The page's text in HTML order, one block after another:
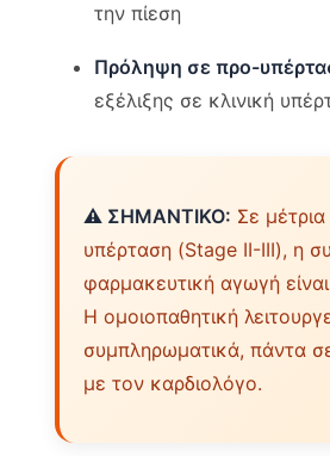
την πίεση
Πρόληψη σε προ-
εξέλιξης σε κλινική
⚠️ ΣΗΜΑΝΤΙΚΟ: Σε
υπέρταση (Stage II-III), η
φαρμακευτική αγωγή
Η ομοιοπαθητική
συμπληρωματικά, πάντα
με τον καρδιολόγο.